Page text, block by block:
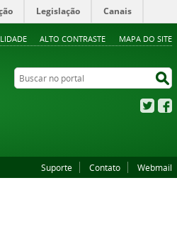
ALTO CONTRASTE MAPA DO SITE
Legislação Canais
Buscar no portal
Twitter
Suporte Contato Webmail